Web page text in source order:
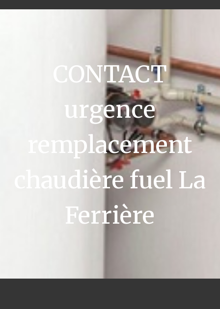
CONTACT
urgence
remplacement
chaudière fuel La
Ferrière